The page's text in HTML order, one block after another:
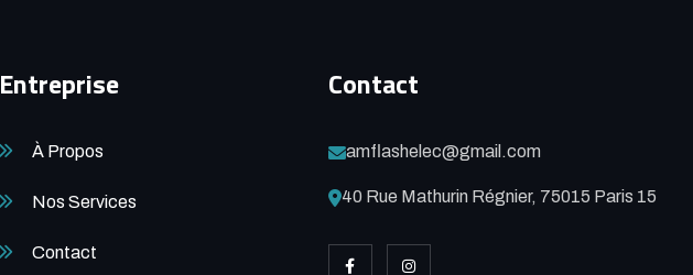
Entreprise
À Propos
Nos Services
Contact
Contact
amflashelec@gmail.com
40 Rue Mathurin Régnier, 75015 Paris 15